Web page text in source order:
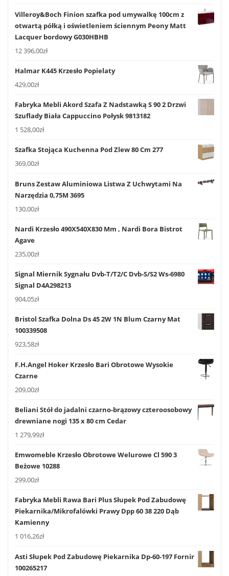
Villeroy&Boch Finion szafka pod umywalkę 100cm z
otwartą półką i oświetleniem ściennym Peony Matt
Lacquer bordowy G030HBHB
12 396,00zł
Halmar K445 Krzesło Popielaty
429,00zł
Fabryka Mebli Akord Szafa Z Nadstawką S 90 2 Drzwi
Szuflady Biała Cappuccino Połysk 9813182
1 528,00zł
Szafka Stojąca Kuchenna Pod Zlew 80 Cm 277
369,00zł
Bruns Zestaw Aluminiowa Listwa Z Uchwytami Na
Narzędzia 0,75M 3695
130,00zł
Nardi Krzesło 490X540X830 Mm , Nardi Bora Bistrot
Agave
235,00zł
Signal Miernik Sygnału Dvb-T/T2/C Dvb-S/S2 Ws-6980
Signal D4A298213
904,05zł
Bristol Szafka Dolna Ds 45 2W 1N Blum Czarny Mat
100339508
923,58zł
F.H.Angel Hoker Krzesło Bari Obrotowe Wysokie
Czarne
209,00zł
Beliani Stół do jadalni czarno-brązowy czteroosobowy
drewniane nogi 135 x 80 cm Cedar
1 279,99zł
Emwomeble Krzesło Obrotowe Welurowe Cl 590 3
Beżowe 10288
299,00zł
Fabryka Mebli Rawa Bari Plus Słupek Pod Zabudowę
Piekarnika/Mikrofalówki Prawy Dpp 60 38 220 Dąb
Kamienny
1 016,26zł
Asti Słupek Pod Zabudowę Piekarnika Dp-60-197 Fornir
100265217